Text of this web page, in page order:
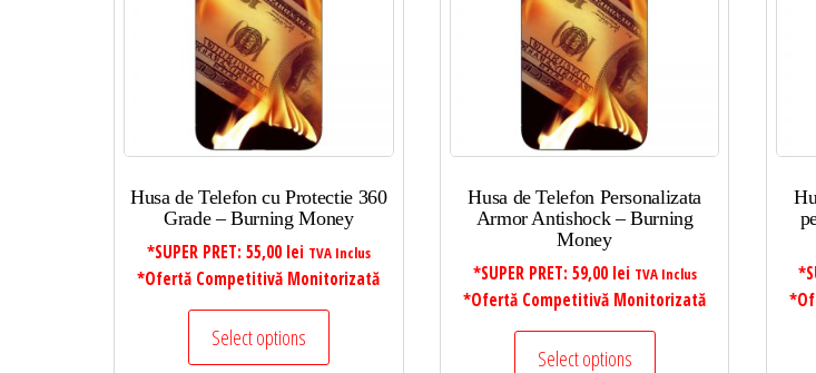
Husa de Telefon cu Protectie 360
Grade – Burning Money
*SUPER PRET: 55,00 lei TVA Inclus
*Ofertă Competitivă Monitorizată
Select options
Husa de Telefon Personalizata
Armor Antishock – Burning
Money
*SUPER PRET: 59,00 lei TVA Inclus
*Ofertă Competitivă Monitorizată
Select options